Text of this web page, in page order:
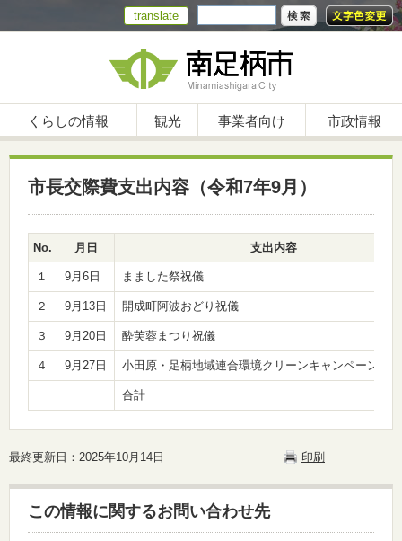
translate
くらしの情報 観光 事業者向け 市政情報
市長交際費支出内容（令和7年9月）
No. 月日 支出内容
１ 9月6日 まました祭祝儀
２ 9月13日 開成町阿波おどり祝儀
３ 9月20日 酔芙蓉まつり祝儀
４ 9月27日 小田原・足柄地域連合環境クリーンキャンペーン飲
合計
最終更新日：2025年10月14日 印刷
この情報に関するお問い合わせ先